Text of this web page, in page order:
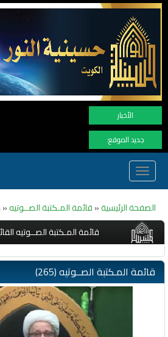
الأخبار
جديد الموقع:
Toggle
navigation
الصفحة الرئيسية«قائمة المـكتبة الصــوتيه«
قائمة المـكتبة الصــوتيه
قائمة المـكتبة الصــوتيه (265)